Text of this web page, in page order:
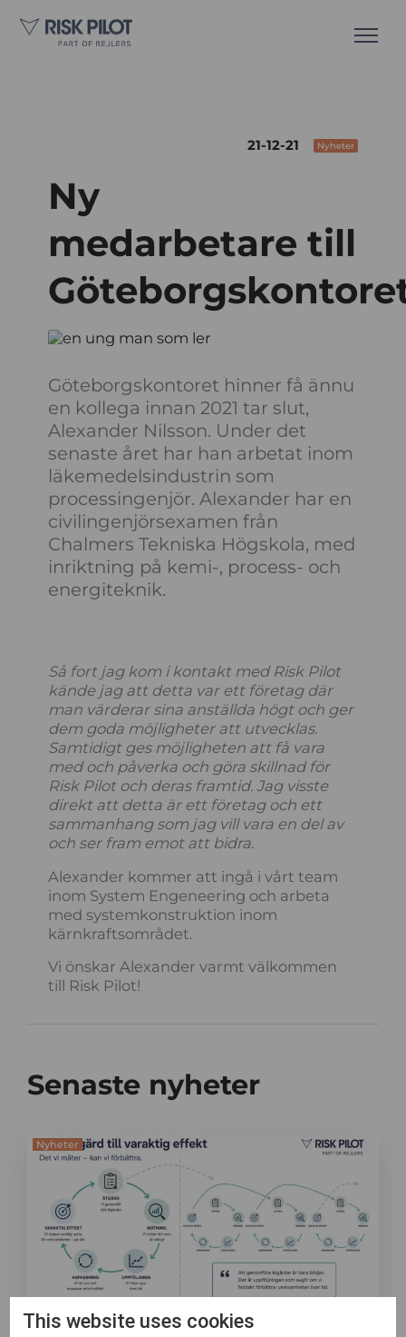
21-12-21 Nyheter
Ny
medarbetare till
Göteborgskontoret hinner få ännu
en kollega innan 2021 tar slut,
Alexander Nilsson. Under det
senaste året har han arbetat inom
läkemedelsindustrin som
processingenjör. Alexander har en
civilingenjörsexamen från
Chalmers Tekniska Högskola, med
inriktning på kemi-, process- och
energiteknik.
Så fort jag kom i kontakt med Risk Pilot
kände jag att detta var ett företag där
man värderar sina anställda högt och ger
dem goda möjligheter att utvecklas.
Samtidigt ges möjligheten att få vara
med och påverka och göra skillnad för
Risk Pilot och deras framtid. Jag visste
direkt att detta är ett företag och ett
sammanhang som jag vill vara en del av
och ser fram emot att bidra.
Alexander kommer att ingå i vårt team
inom System Engeneering och arbeta
med systemkonstruktion inom
kärnkraftsområdet.
Vi önskar Alexander varmt välkommen
till Risk Pilot!
Senaste nyheter
Nyheter
8 juni, 2026
This website uses cookies